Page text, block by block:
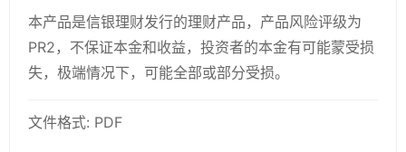
本产品是信银理财发行的理财产品，产品风险评级为
PR2，不保证本金和收益，投资者的本金有可能蒙受损
失，极端情况下，可能全部或部分受损。
文件格式: PDF